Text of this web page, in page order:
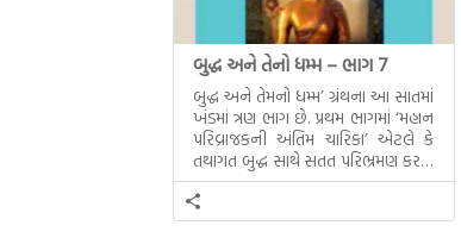
બુદ્ધ અને તેનો ધમ્મ – ભાગ 7
બુદ્ધ અને તેમનો ધમ્મ’ ગ્રંથના આ સાતમાં
ખંડમાં ત્રણ ભાગ છે. પ્રથમ ભાગમાં ‘મહાન
પરિવ્રાજકની અંતિમ ચારિકા’ એટલે કે
તથાગત બુદ્ધ સાથે સતત પરિભ્રમણ કરતા
સહચારીઓ સાથે ફરી એકવારની
મુલાકાત, બીજા ભાગમાં તથાગતે
વૈશાલીથી વિદાય લીધી તે અને ત્રીજા